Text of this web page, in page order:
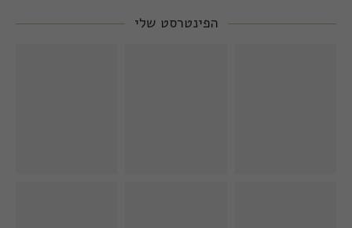
הפינטרסט שלי